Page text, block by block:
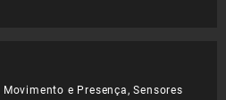
Movimento e Presença,Sensores